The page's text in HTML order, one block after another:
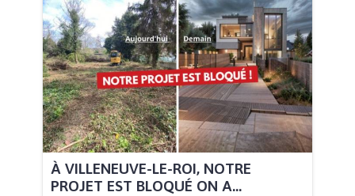
À VILLENEUVE-LE-ROI, NOTRE
PROJET EST BLOQUÉ ON A...